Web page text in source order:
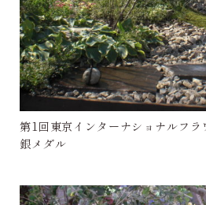
第1回東京インターナショナルフ
銀メダル